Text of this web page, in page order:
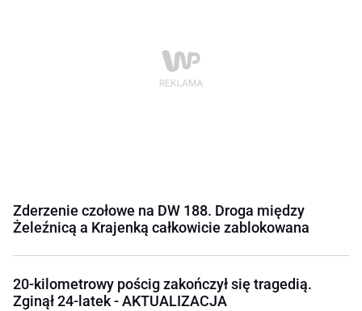
Zderzenie czołowe na DW 188. Droga między
Żeleźnicą a Krajenką całkowicie zablokowana
20-kilometrowy pościg zakończył się tragedią.
Zginął 24-latek - AKTUALIZACJA